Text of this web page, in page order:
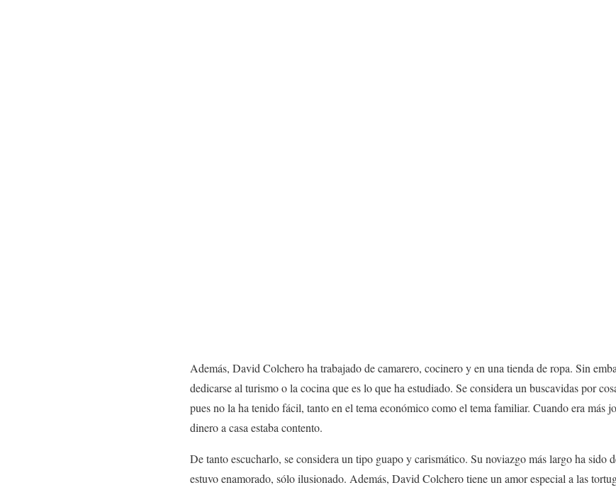
Además, David Colchero ha trabajado de camarero, cocinero y en una tienda de ropa. Sin
dedicarse al turismo o la cocina que es lo que ha estudiado. Se considera un buscavidas por
pues no la ha tenido fácil, tanto en el tema económico como el tema familiar. Cuando era más
dinero a casa estaba contento.
De tanto escucharlo, se considera un tipo guapo y carismático. Su noviazgo más largo ha sido
estuvo enamorado, sólo ilusionado. Además, David Colchero tiene un amor especial a las